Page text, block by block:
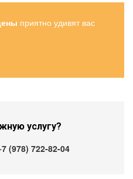
приятно удивят вас
услугу?
(978) 722-82-04